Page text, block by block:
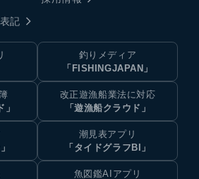
記
釣りメディア
「FISHINGJAPAN」
改正遊漁船業法に対応
「遊漁船クラウド」
潮見表アプリ
「タイドグラフBI」
魚図鑑AIアプリ